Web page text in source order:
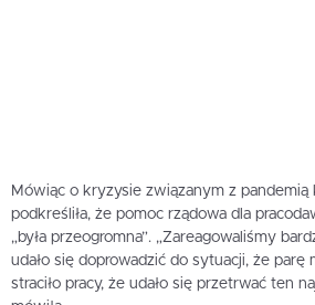
Mówiąc o kryzysie związanym z pandemią
podkreśliła, że pomoc rządowa dla
„była przeogromna”. „Zareagowaliśmy
udało się doprowadzić do sytuacji, że parę
straciło pracy, że udało się przetrwać ten